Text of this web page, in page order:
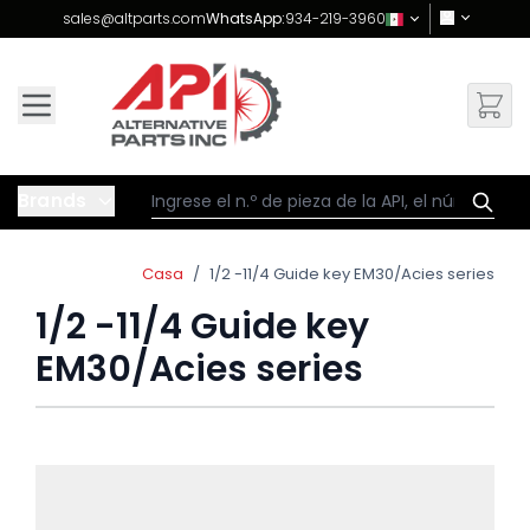
Skip to Content
sales@altparts.comWhatsApp:934-219-3960
Casa / 1/2 -11/4 Guide key EM30/Acies series
1/2 -11/4 Guide key
EM30/Acies series